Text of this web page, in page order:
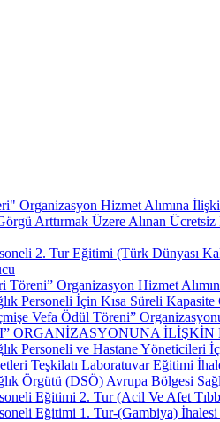
Organizasyon Hizmet Alımına
Arttırmak Üzere Alınan
2. Tur Eğitimi (Türk Dünyası
Organizasyon Hizmet
Personeli İçin Kısa Süreli
Vefa Ödül Töreni”
ORGANİZASYONUNA
Personeli ve Hastane Yöneticileri
Teşkilatı Laboratuvar Eğitimi
Örgütü (DSÖ) Avrupa Bölgesi
Eğitimi 2. Tur (Acil Ve Afet
Eğitimi 1. Tur-(Gambiya) İhalesi